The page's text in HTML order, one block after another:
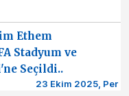
Ethem
Stadyum ve
Seçildi..
23 Ekim 2025, Per